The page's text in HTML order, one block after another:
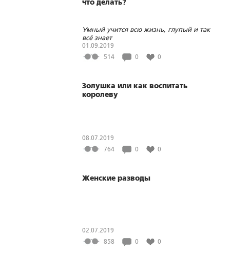
что делать?
Умный учится всю жизнь, глупый и так
всё знает
01.09.2019
514
0 0
Золушка или как воспитать
королеву
08.07.2019
764
0 0
Женские разводы
02.07.2019
858
0 0